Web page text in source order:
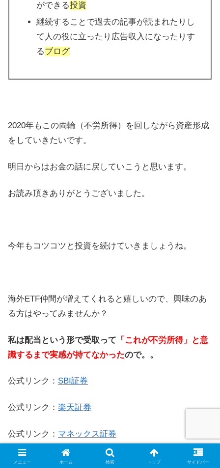
ができる投資
継続することで過去の記事が読まれたりし
て人の役に立ったり広告収入になったりす
るブログ
2020年もこの両輪（不労所得）を回しながら資産形成
をしていきたいです。
明日からはお金の話に戻していこうと思います。
お読み頂きありがとうございました。
今年もコツコツと投資を続けていきましょうね。
海外ETF仲間が増えてくれると嬉しいので、興味のあ
る方はやってみませんか？
私は配当という形で受取って 「これが不労所得」と意
識するまで実感が持てなかったので。。
公式リンク： SBI証券
公式リンク： 楽天証券
公式リンク： マネックス証券
メニュー ホーム 検索 トップ サイドバー